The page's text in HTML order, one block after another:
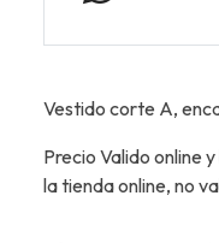
Vestido corte A,
Precio Valido online
la tienda online, no